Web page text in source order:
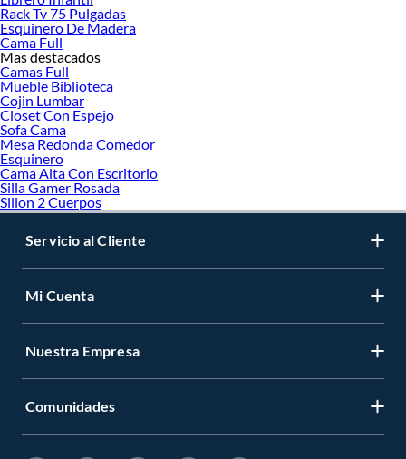
Rack Tv 75 Pulgadas
Esquinero De Madera
Cama Full
Mas destacados
Camas Full
Mueble Biblioteca
Cojin Lumbar
Closet Con Espejo
Sofa Cama
Mesa Redonda Comedor
Esquinero
Cama Alta Con Escritorio
Silla Gamer Rosada
Sillon 2 Cuerpos
Servicio al Cliente
Mi Cuenta
Nuestra Empresa
Comunidades